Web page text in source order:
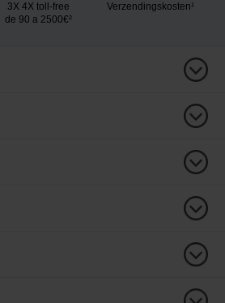
3X 4X toll-free
de 90 a 2500€²
Verzendingskosten¹